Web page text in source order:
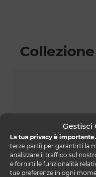
Gestisci
La tua privacy è importante.
terze parti) per garantirti la
analizzare il traffico sul
e fornirti le funzionalità
tue preferenze in ogni